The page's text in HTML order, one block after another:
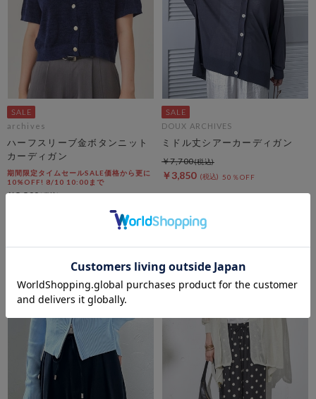
archives
ハーフスリーブ金ボタンニット
カーディガン
期間限定タイムセールSALE価格から更に
10%OFF! 8/10 10:00まで
￥5,500
DOUX ARCHIVES
ミドル丈シアーカーディガン
￥3,850 50％OFF
￥7,700